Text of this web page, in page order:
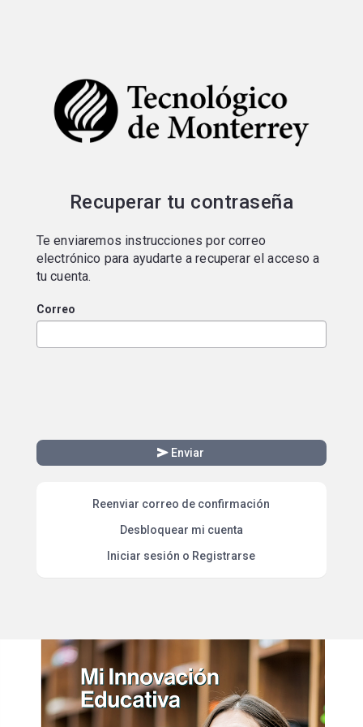
Recuperar tu contraseña
Te enviaremos instrucciones por correo
electrónico para ayudarte a recuperar el acceso a
tu cuenta.
Correo
send Enviar
Reenviar correo de confirmación
Desbloquear mi cuenta
Iniciar sesión o Registrarse